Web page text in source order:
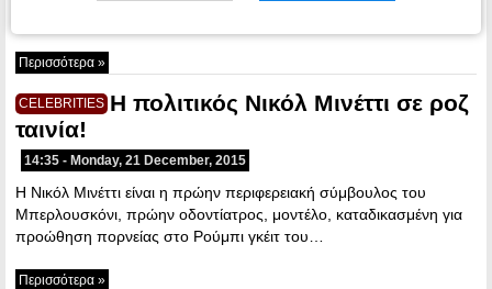
Περισσότερα »
CELEBRITIES Η πολιτικός Νικόλ Μινέττι σε ροζ
ταινία!
14:35 - Monday, 21 December, 2015
Η Νικόλ Μινέττι είναι η πρώην περιφερειακή σύμβουλος του
Μπερλουσκόνι, πρώην οδοντίατρος, μοντέλο, καταδικασμένη για
προώθηση πορνείας στο Ρούμπι γκέιτ του…
Περισσότερα »